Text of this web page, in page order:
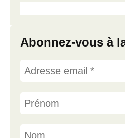
Abonnez-vous à